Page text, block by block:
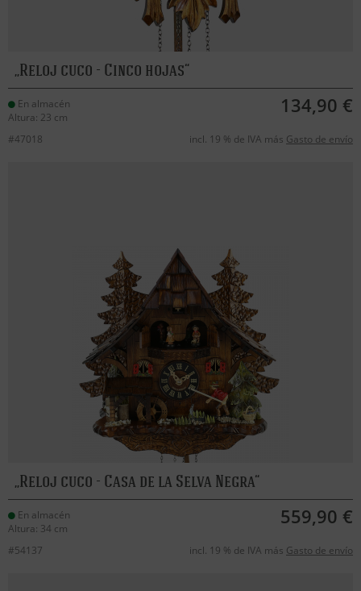
Reloj cuco - Cinco hojas
En almacén
Altura: 23 cm
134,90 €
#47018 incl. 19 % de IVA más Gasto de envío
Reloj cuco - Casa de la Selva Negra
En almacén
Altura: 34 cm
559,90 €
#54137 incl. 19 % de IVA más Gasto de envío